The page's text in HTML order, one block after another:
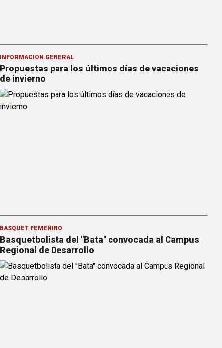
INFORMACION GENERAL
Propuestas para los últimos días de vacaciones
de invierno
BÁSQUET FEMENINO
Basquetbolista del "Bata" convocada al Campus
Regional de Desarrollo